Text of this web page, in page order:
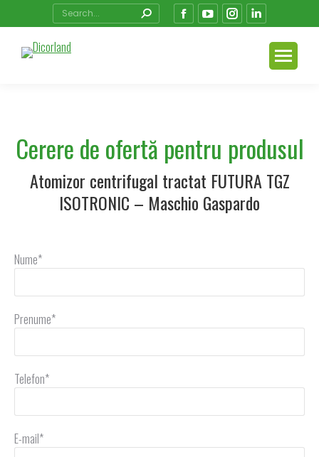
Search:
Facebook
page
YouTube
page
Instagram
page page
opens
Cerere de ofertă pentru produsul
Atomizor centrifugal tractat FUTURA TGZ
ISOTRONIC – Maschio Gaspardo
Nume*
Prenume*
Telefon*
E-mail*